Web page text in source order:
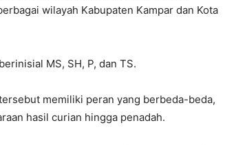
wilayah Kabupaten Kampar dan Kota
MS, SH, P, dan TS.
memiliki peran yang berbeda-beda,
hasil curian hingga penadah.